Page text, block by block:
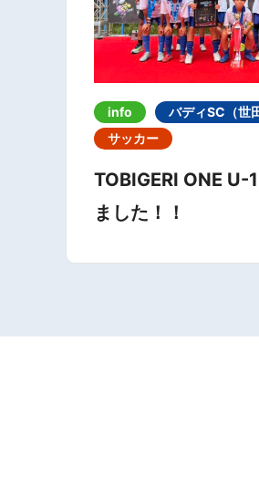
info
バディSC（世
サッカー
TOBIGERI ONE
ました！！